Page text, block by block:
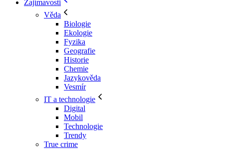
Zajímavosti
Věda
Biologie
Ekologie
Fyzika
Geografie
Historie
Chemie
Jazykověda
Vesmír
IT a technologie
Digital
Mobil
Technologie
Trendy
True crime